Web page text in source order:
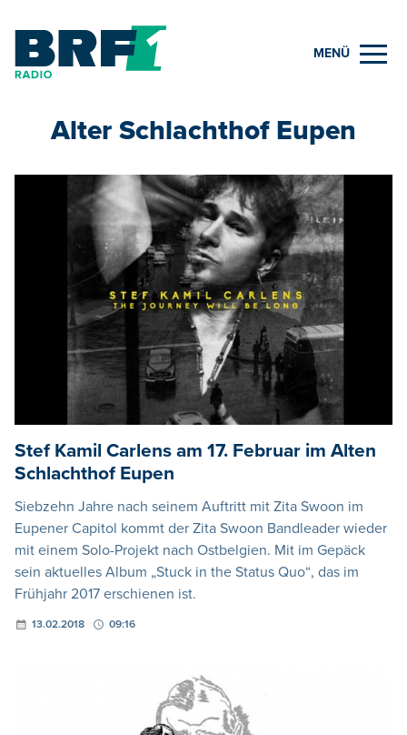
MENÜ
Alter Schlachthof Eupen
Stef Kamil Carlens am 17. Februar im Alten
Schlachthof Eupen
Siebzehn Jahre nach seinem Auftritt mit Zita Swoon im
Eupener Capitol kommt der Zita Swoon Bandleader wieder
mit einem Solo-Projekt nach Ostbelgien. Mit im Gepäck
sein aktuelles Album „Stuck in the Status Quo“, das im
Frühjahr 2017 erschienen ist.
13.02.2018 09:16